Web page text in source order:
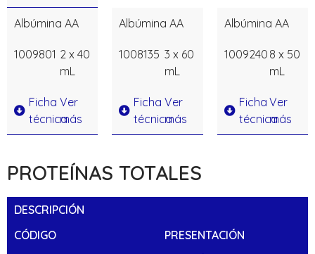
Albúmina AA
1009801 2 x 40
mL
Ficha
técnica
Ver
más
Albúmina AA
1008135 3 x 60
mL
Ficha
técnica
Ver
más
Albúmina AA
1009240 8 x 50
mL
Ficha
técnica
Ver
más
PROTEÍNAS TOTALES
DESCRIPCIÓN
CÓDIGO
PRESENTACIÓN